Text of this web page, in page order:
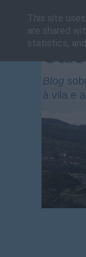
Blog
à vila e
This site
are shared
statistics,